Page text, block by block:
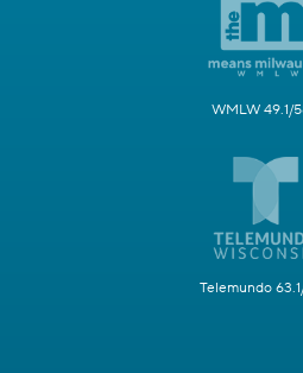
WMLW 49.1/
Telemundo